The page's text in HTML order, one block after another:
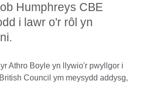
Humphreys CBE
i lawr o'r rôl yn
Athro Boyle yn llywio'r pwyllgor i
Council ym meysydd addysg,